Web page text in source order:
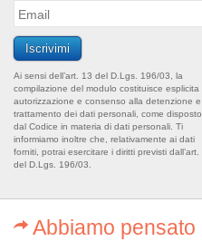
Ai sensi dell’art. 13 del D.Lgs. 196/03, la
compilazione del modulo costituisce esplicita
autorizzazione e consenso alla detenzione
trattamento dei dati personali, come disposto
dal Codice in materia di dati personali. Ti
informiamo inoltre che, relativamente ai dati
forniti, potrai esercitare i diritti previsti dall’art.
del D.Lgs. 196/03.
Abbiamo pensato